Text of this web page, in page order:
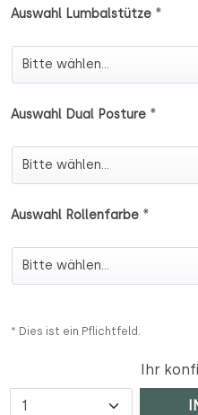
Auswahl Lumbalstütze *
Auswahl Lumbalstütze
Auswahl Dual Posture *
Auswahl Dual Posture
Auswahl Rollenfarbe *
Auswahl Rollenfarbe
* Dies ist ein Pflichtfeld.
Ihr
Anzahl